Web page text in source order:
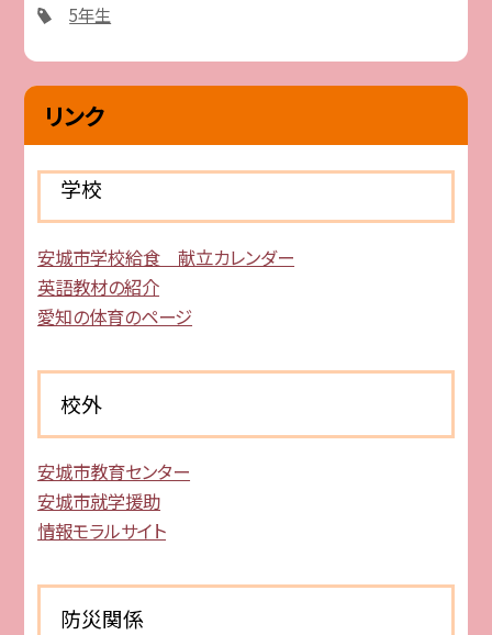
5年生
リンク
学校
安城市学校給食 献立カレンダー
英語教材の紹介
愛知の体育のページ
校外
安城市教育センター
安城市就学援助
情報モラルサイト
防災関係